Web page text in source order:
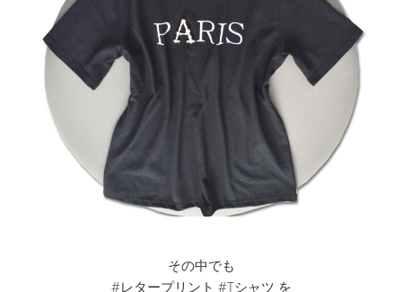
その中でも
#レタープリント #Tシャツ を